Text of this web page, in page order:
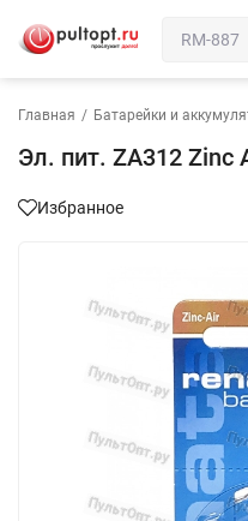
Главная / Батарейки и
Эл. пит. ZA312 Zinc
Избранное